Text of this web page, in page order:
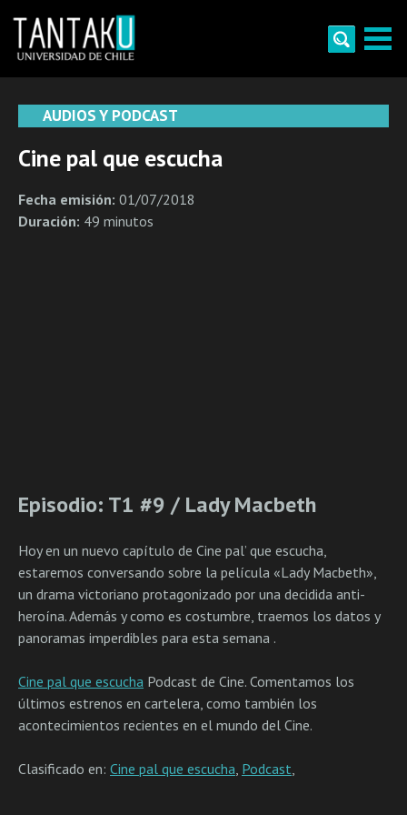
content
AUDIOS Y PODCAST
Cine pal que escucha
Fecha emisión: 01/07/2018
Duración: 49 minutos
Episodio: T1 #9 / Lady Macbeth
Hoy en un nuevo capítulo de Cine pal’ que escucha,
estaremos conversando sobre la película «Lady Macbeth»,
un drama victoriano protagonizado por una decidida anti-
heroína. Además y como es costumbre, traemos los datos y
panoramas imperdibles para esta semana .
Cine pal que escucha Podcast de Cine. Comentamos los
últimos estrenos en cartelera, como también los
acontecimientos recientes en el mundo del Cine.
Clasificado en: Cine pal que escucha, Podcast,